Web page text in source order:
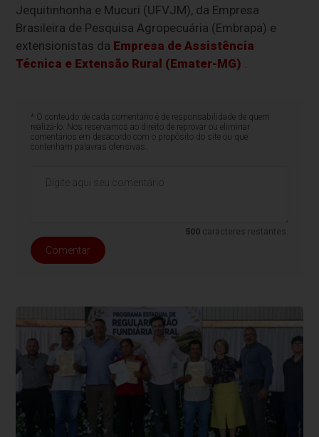
Jequitinhonha e Mucuri (UFVJM), da Empresa
Brasileira de Pesquisa Agropecuária (Embrapa) e
extensionistas da Empresa de Assistência
Técnica e Extensão Rural (Emater-MG)
* O conteúdo de cada comentário é de responsabilidade de quem
realizá-lo. Nos reservamos ao direito de reprovar ou eliminar
comentários em desacordo com o propósito do site ou que
contenham palavras ofensivas.
500 caracteres restantes.
Comentar